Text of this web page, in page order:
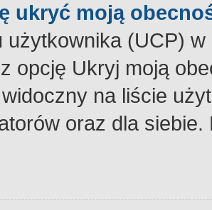
ukryć moją
użytkownika (UCP) w
opcję Ukryj moją
na liście
oraz dla